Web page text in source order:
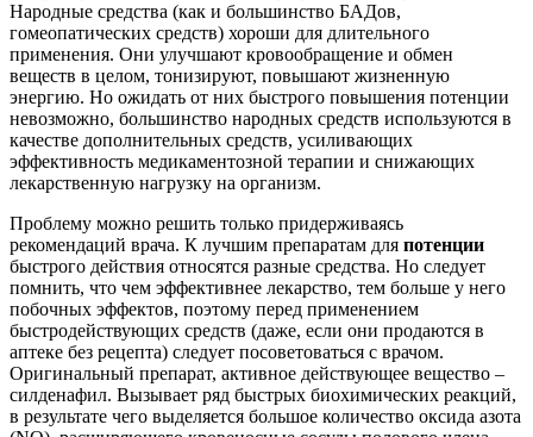
Народные средства (как и большинство БАДов,
гомеопатических средств) хороши для длительного
применения. Они улучшают кровообращение и обмен
веществ в целом, тонизируют, повышают жизненную
энергию. Но ожидать от них быстрого повышения потенции
невозможно, большинство народных средств используются в
качестве дополнительных средств, усиливающих
эффективность медикаментозной терапии и снижающих
лекарственную нагрузку на организм.
Проблему можно решить только придерживаясь
рекомендаций врача. К лучшим препаратам для потенции
быстрого действия относятся разные средства. Но следует
помнить, что чем эффективнее лекарство, тем больше у него
побочных эффектов, поэтому перед применением
быстродействующих средств (даже, если они продаются в
аптеке без рецепта) следует посоветоваться с врачом.
Оригинальный препарат, активное действующее вещество –
силденафил. Вызывает ряд быстрых биохимических реакций,
в результате чего выделяется большое количество оксида азота